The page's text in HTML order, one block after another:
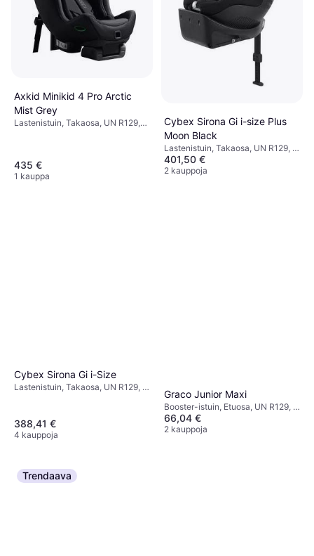
Axkid Minikid 4 Pro Arctic
Mist Grey
Lastenistuin, Takaosa, UN R129,
päällinen
435 €
1 kauppa
Cybex Sirona Gi i-size Plus
Moon Black
Lastenistuin, Takaosa, UN R129, i-
Size, Säädettävä pääntuki,
Vastasyntyneen istuimen
401,50 €
2 kauppoja
Cybex Sirona Gi i-Size
Lastenistuin, Takaosa, UN R129, i-
Vastasyntyneen istuimen
pienennin mukana, Säädettävä
pääntuki, Sivutörmäyssuojaus
388,41 €
4 kauppoja
Graco Junior Maxi
Booster-istuin, Etuosa, UN R129, i-
Size, ECE R44,
Sivutörmäyssuojaus (ASIP),
66,04 €
2 kauppoja
Trendaava